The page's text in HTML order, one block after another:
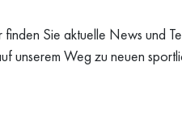
Sie aktuelle News und
unserem Weg zu neuen